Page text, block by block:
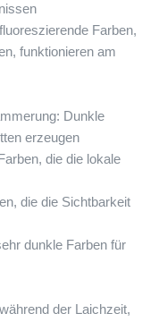
Farben,
funktionieren am
Dunkle
erzeugen
die die lokale
die die Sichtbarkeit
dunkle Farben für
der Laichzeit,